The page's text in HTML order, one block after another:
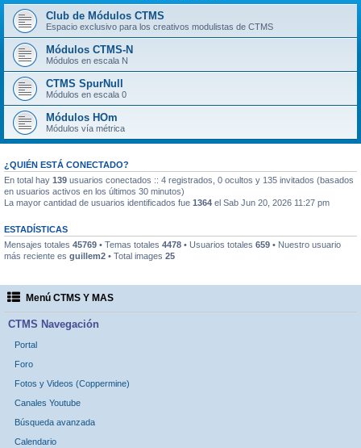
Club de Módulos CTMS
Espacio exclusivo para los creativos modulistas de CTMS
Módulos CTMS-N
Módulos en escala N
CTMS SpurNull
Módulos en escala 0
Módulos HOm
Módulos vía métrica
¿QUIÉN ESTÁ CONECTADO?
En total hay 139 usuarios conectados :: 4 registrados, 0 ocultos y 135 invitados (basados
en usuarios activos en los últimos 30 minutos)
La mayor cantidad de usuarios identificados fue 1364 el Sab Jun 20, 2026 11:27 pm
ESTADÍSTICAS
Mensajes totales 45769 • Temas totales 4478 • Usuarios totales 659 • Nuestro usuario
más reciente es guillem2 • Total images 25
Menú CTMS Y MAS
CTMS Navegación
Portal
Foro
Fotos y Videos (Coppermine)
Canales Youtube
Búsqueda avanzada
Calendario